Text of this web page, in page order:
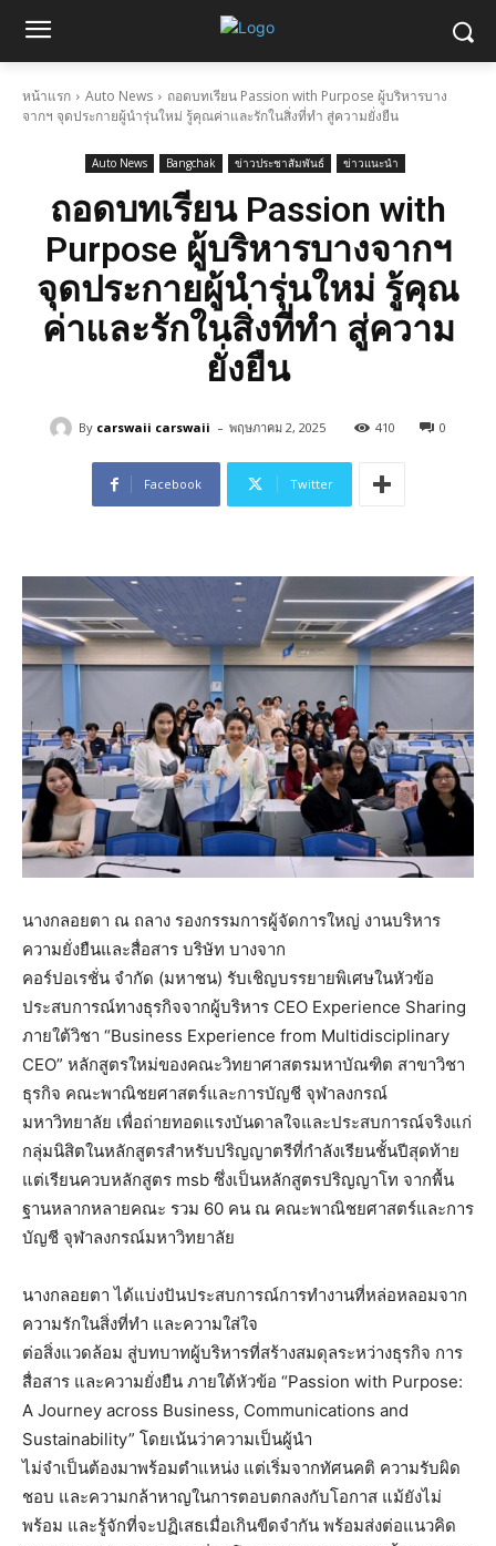
หน้าแรก Auto News
ถอดบทเรียน Passion with Purpose ผู้บริหารบาง
จากฯ จุดประกายผู้นำรุ่นใหม่ รู้คุณค่าและรักในสิ่งที่ทำ สู่ความยั่งยืน
Auto News Bangchak ข่าวประชาสัมพันธ์ ข่าวแนะนำ
ถอดบทเรียน Passion with
Purpose ผู้บริหารบางจากฯ
จุดประกายผู้นำรุ่นใหม่ รู้คุณ
ค่าและรักในสิ่งที่ทำ สู่ความ
ยั่งยืน
By carswaii carswaii - พฤษภาคม 2, 2025 410 0
Facebook Twitter
นางกลอยตา ณ ถลาง รองกรรมการผู้จัดการใหญ่ งานบริหาร
ความยั่งยืนและสื่อสาร บริษัท บางจาก
คอร์ปอเรชั่น จำกัด (มหาชน) รับเชิญบรรยายพิเศษในหัวข้อ
ประสบการณ์ทางธุรกิจจากผู้บริหาร CEO Experience Sharing
ภายใต้วิชา “Business Experience from Multidisciplinary
CEO” หลักสูตรใหม่ของคณะวิทยาศาสตรมหาบัณฑิต สาขาวิชา
ธุรกิจ คณะพาณิชยศาสตร์และการบัญชี จุฬาลงกรณ์
มหาวิทยาลัย เพื่อถ่ายทอดแรงบันดาลใจและประสบการณ์จริงแก่
กลุ่มนิสิตในหลักสูตรสำหรับปริญญาตรีที่กำลังเรียนชั้นปีสุดท้าย
แต่เรียนควบหลักสูตร msb ซึ่งเป็นหลักสูตรปริญญาโท จากพื้น
ฐานหลากหลายคณะ รวม 60 คน ณ คณะพาณิชยศาสตร์และการ
บัญชี จุฬาลงกรณ์มหาวิทยาลัย
นางกลอยตา ได้แบ่งปันประสบการณ์การทำงานที่หล่อหลอมจาก
ความรักในสิ่งที่ทำ และความใส่ใจ
ต่อสิ่งแวดล้อม สู่บทบาทผู้บริหารที่สร้างสมดุลระหว่างธุรกิจ การ
สื่อสาร และความยั่งยืน ภายใต้หัวข้อ “Passion with Purpose:
A Journey across Business, Communications and
Sustainability” โดยเน้นว่าความเป็นผู้นำ
ไม่จำเป็นต้องมาพร้อมตำแหน่ง แต่เริ่มจากทัศนคติ ความรับผิด
ชอบ และความกล้าหาญในการตอบตกลงกับโอกาส แม้ยังไม่
พร้อม และรู้จักที่จะปฏิเสธเมื่อเกินขีดจำกัน พร้อมส่งต่อแนวคิด